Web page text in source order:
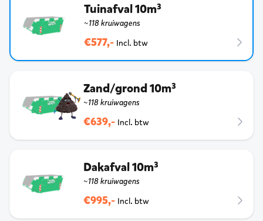
Tuinafval 10m³
~118 kruiwagens
€577,- Incl. btw
Zand/grond 10m³
~118 kruiwagens
€639,- Incl. btw
Dakafval 10m³
~118 kruiwagens
€995,- Incl. btw